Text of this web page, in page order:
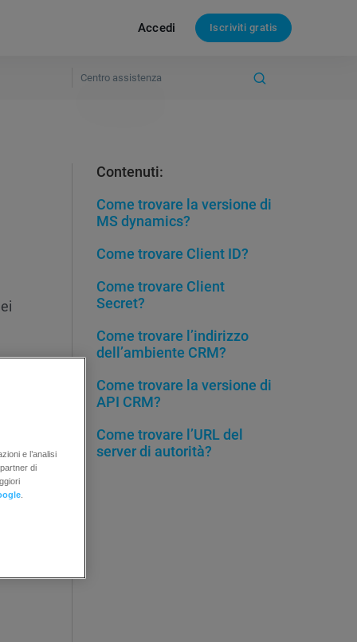
Accedi Iscriviti gratis
Contenuti:
Come trovare la versione di
MS dynamics?
Come trovare Client ID?
Come trovare Client
Secret?
Come trovare l’indirizzo
dell’ambiente CRM?
Come trovare la versione di
API CRM?
Come trovare l’URL del
server di autorità?
e l’analisi
di